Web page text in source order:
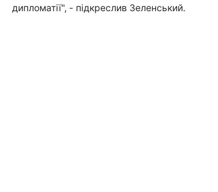
дипломатії", - підкреслив Зеленський.